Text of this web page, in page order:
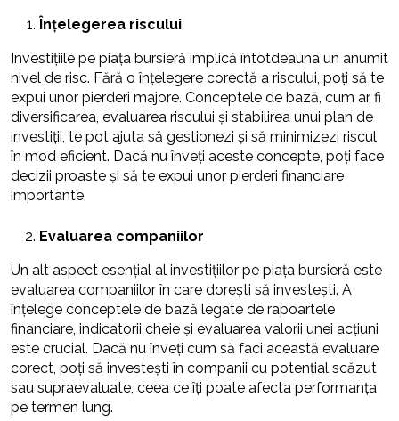
Înțelegerea riscului
Investițiile pe piața bursieră implică întotdeauna un anumit
nivel de risc. Fără o înțelegere corectă a riscului, poți să te
expui unor pierderi majore. Conceptele de bază, cum ar fi
diversificarea, evaluarea riscului și stabilirea unui plan de
investiții, te pot ajuta să gestionezi și să minimizezi riscul
în mod eficient. Dacă nu înveți aceste concepte, poți face
decizii proaste și să te expui unor pierderi financiare
importante.
Evaluarea companiilor
Un alt aspect esențial al investițiilor pe piața bursieră este
evaluarea companiilor în care dorești să investești. A
înțelege conceptele de bază legate de rapoartele
financiare, indicatorii cheie și evaluarea valorii unei acțiuni
este crucial. Dacă nu înveți cum să faci această evaluare
corect, poți să investești în companii cu potențial scăzut
sau supraevaluate, ceea ce îți poate afecta performanța
pe termen lung.